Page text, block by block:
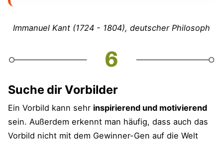
Immanuel Kant (1724 - 1804), deutscher Philosoph
Suche dir Vorbilder
Ein Vorbild kann sehr inspirierend und motivierend
sein. Außerdem erkennt man häufig, dass auch das
Vorbild nicht mit dem Gewinner-Gen auf die Welt